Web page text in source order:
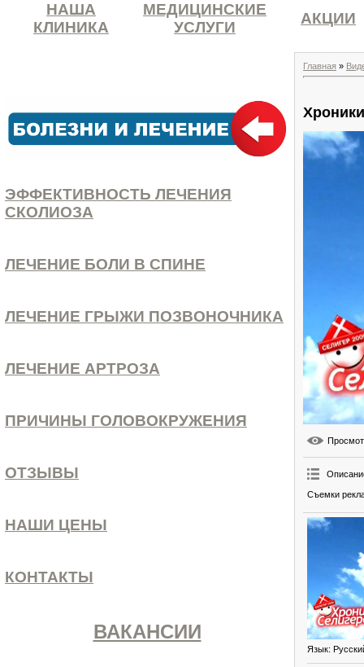
НАША
КЛИНИКА
МЕДИЦИНСКИЕ
УСЛУГИ
АКЦИИ
ЭФФЕКТИВНОСТЬ ЛЕЧЕНИЯ
СКОЛИОЗА
ЛЕЧЕНИЕ БОЛИ В СПИНЕ
ЛЕЧЕНИЕ ГРЫЖИ ПОЗВОНОЧНИКА
ЛЕЧЕНИЕ АРТРОЗА
ПРИЧИНЫ ГОЛОВОКРУЖЕНИЯ
ОТЗЫВЫ
НАШИ ЦЕНЫ
КОНТАКТЫ
ВАКАНСИИ
Главная »
Съемки
Язык: